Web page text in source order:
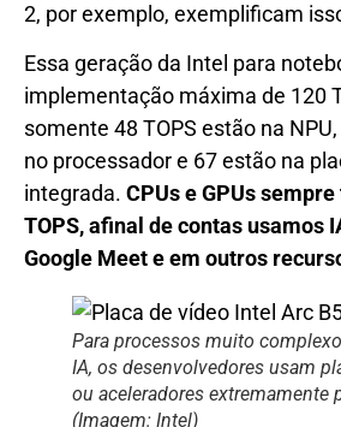
2, por exemplo, exemplificam
Essa geração da Intel para
implementação máxima de 120
somente 48 TOPS estão na
no processador e 67 estão na
integrada. CPUs e GPUs
TOPS, afinal de contas usamos
Google Meet e em outros
Para processos muito
IA, os desenvolvedores usam
ou aceleradores extremamente
(Imagem: Intel)